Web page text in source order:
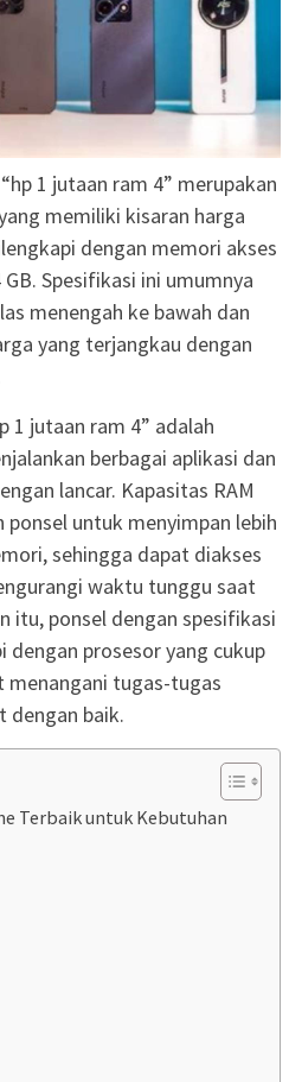
1 jutaan ram 4” merupakan
memiliki kisaran harga
dengan memori akses
Spesifikasi ini umumnya
menengah ke bawah dan
yang terjangkau dengan
1 jutaan ram 4” adalah
berbagai aplikasi dan
lancar. Kapasitas RAM
untuk menyimpan lebih
sehingga dapat diakses
waktu tunggu saat
itu, ponsel dengan spesifikasi
dengan prosesor yang cukup
menangani tugas-tugas
dengan baik.
Terbaik untuk Kebutuhan